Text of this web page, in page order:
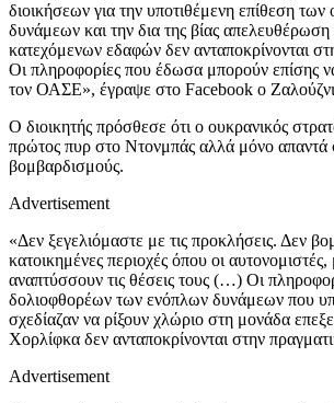
διοικήσεων για την υποτιθέμενη επίθεση
δυνάμεων και την δια της βίας
κατεχόμενων εδαφών δεν ανταποκρίνονται
Οι πληροφορίες που έδωσα μπορούν επίσης
τον ΟΑΣΕ», έγραψε στο Facebook ο
Ο διοικητής πρόσθεσε ότι ο ουκρανικός
πρώτος πυρ στο Ντονμπάς αλλά μόνο απαντά
βομβαρδισμούς.
Advertisement
«Δεν ξεγελιόμαστε με τις προκλήσεις. Δεν
κατοικημένες περιοχές όπου οι
αναπτύσσουν τις θέσεις τους (…) Οι
δολιοφθορέων των ενόπλων δυνάμεων που
σχεδίαζαν να ρίξουν χλώριο στη μονάδα
Χορλίφκα δεν ανταποκρίνονται στην
Advertisement